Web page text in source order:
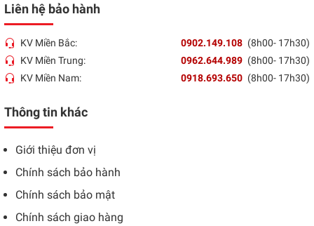
Liên hệ bảo hành
KV Miền Bắc: 0902.149.108 (8h00- 17h30)
KV Miền Trung:
0962.644.989 (8h00- 17h30)
KV Miền Nam:
0918.693.650 (8h00- 17h30)
Thông tin khác
Giới thiệu đơn vị
Chính sách bảo hành
Chính sách bảo mật
Chính sách giao hàng